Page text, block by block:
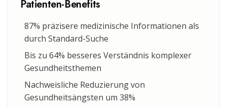
Patienten-Benefits
87% präzisere medizinische Informationen als
durch Standard-Suche
Bis zu 64% besseres Verständnis komplexer
Gesundheitsthemen
Nachweisliche Reduzierung von
Gesundheitsängsten um 38%